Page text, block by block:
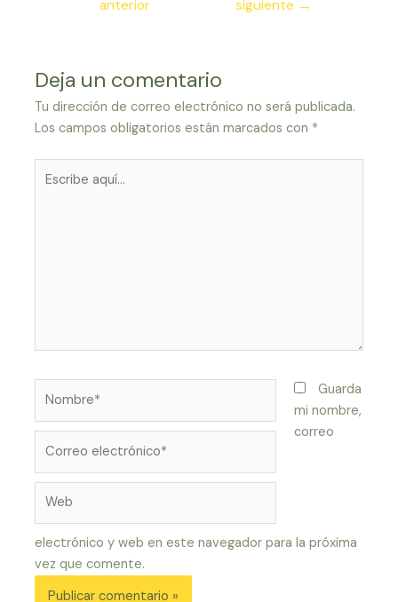
entradasanterior
siguiente →
Deja un comentario
Tu dirección de correo electrónico no será publicada.
Los campos obligatorios están marcados con *
aquí...
electrónico*
Guarda
mi nombre,
correo
electrónico y web en este navegador para la próxima
vez que comente.